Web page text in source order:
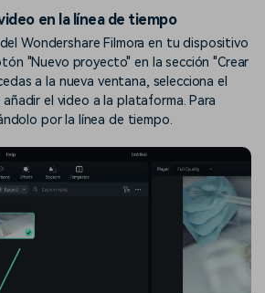
en la línea de tiempo
Wondershare Filmora en tu dispositivo
"Nuevo proyecto" en la sección "Crear
a la nueva ventana, selecciona el
el video a la plataforma. Para
por la línea de tiempo.